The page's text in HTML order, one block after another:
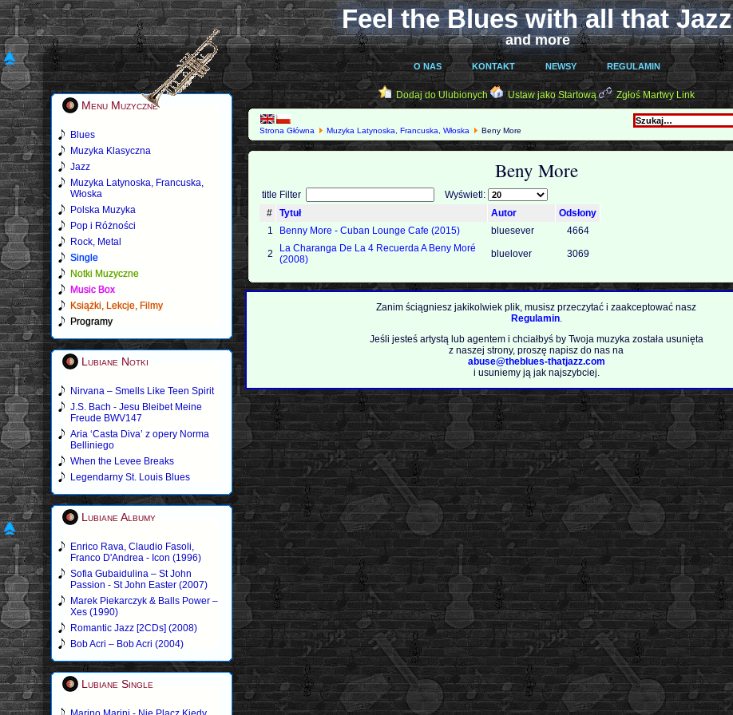
Feel the Blues with all that Jazz
and more
O NAS KONTAKT NEWSY REGULAMIN
Menu Muzyczne
Blues
Muzyka Klasyczna
Jazz
Muzyka Latynoska, Francuska,
Włoska
Polska Muzyka
Pop i Różności
Rock, Metal
Single
Notki Muzyczne
Music Box
Książki, Lekcje, Filmy
Programy
Lubiane Notki
Nirvana – Smells Like Teen Spirit
J.S. Bach - Jesu Bleibet Meine
Freude BWV147
Aria ‘Casta Diva’ z opery Norma
Belliniego
When the Levee Breaks
Legendarny St. Louis Blues
Lubiane Albumy
Enrico Rava, Claudio Fasoli,
Franco D'Andrea - Icon (1996)
Sofia Gubaidulina – St John
Passion - St John Easter (2007)
Marek Piekarczyk & Balls Power –
Xes (1990)
Romantic Jazz [2CDs] (2008)
Bob Acri – Bob Acri (2004)
Lubiane Single
Dodaj do Ulubionych Ustaw jako Startową Zgłoś Martwy Link
Strona Główna Muzyka Latynoska, Francuska, Włoska Beny More
Beny More
title Filter
Wyświetl:
#
Tytuł Autor
Odsłony
1
Benny More - Cuban Lounge Cafe (2015) bluesever 4664
2
La Charanga De La 4 Recuerda A Beny Moré
(2008)
bluelover 3069
Zanim ściągniesz jakikolwiek plik, musisz przeczytać i zaakceptować nasz
Regulamin.
Jeśli jesteś artystą lub agentem i chciałbyś by Twoja muzyka została usunięta
z naszej strony, proszę napisz do nas na
abuse@theblues-thatjazz.com
i usuniemy ją jak najszybciej.